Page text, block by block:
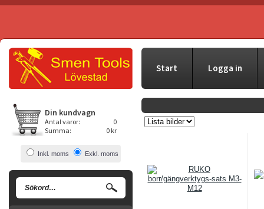
Start Logga in
Din kundvagn
Antal varor:
0
Summa:
0 kr
Inkl. moms Exkl. moms